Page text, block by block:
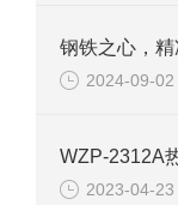
2024-09-02
2023-04-23